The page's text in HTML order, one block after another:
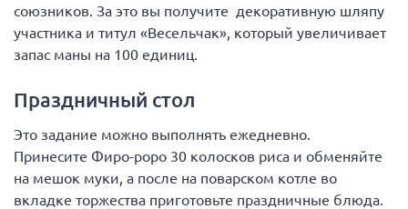
союзников. За это вы получите декоративную шляпу
участника и титул «Весельчак», который увеличивает
запас маны на 100 единиц.
Праздничный стол
Это задание можно выполнять ежедневно.
Принесите Фиро-роро 30 колосков риса и обменяйте
на мешок муки, а после на поварском котле во
вкладке торжества приготовьте праздничные блюда.